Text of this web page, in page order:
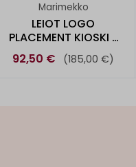
Marimekko
LEIOT LOGO
PLACEMENT KIOSKI -
COLLEGEPUSE
92,50 € (185,00 €)